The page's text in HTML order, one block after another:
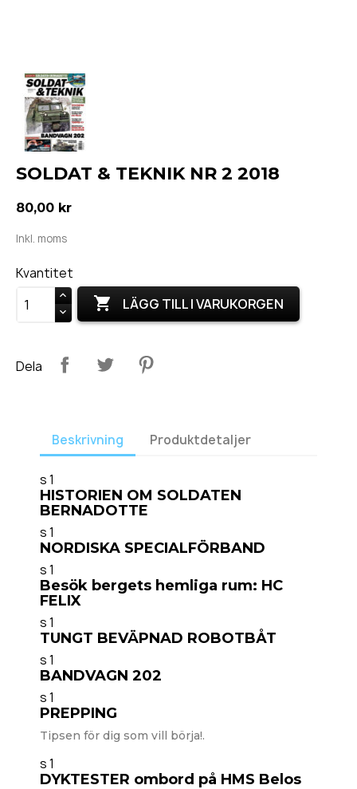
SOLDAT & TEKNIK NR 2 2018
80,00 kr
Inkl. moms
Kvantitet
 LÄGG TILL I VARUKORGEN
Dela
Beskrivning Produktdetaljer
s 1
HISTORIEN OM SOLDATEN
BERNADOTTE
s 1
NORDISKA SPECIALFÖRBAND
s 1
Besök bergets hemliga rum: HC
FELIX
s 1
TUNGT BEVÄPNAD ROBOTBÅT
s 1
BANDVAGN 202
s 1
PREPPING
Tipsen för dig som vill börja!.
s 1
DYKTESTER ombord på HMS Belos